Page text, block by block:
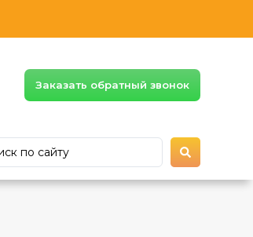
Заказать обратный звонок